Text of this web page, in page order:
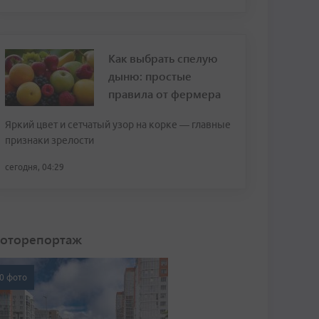
Как выбрать спелую
дыню: простые
правила от фермера
Яркий цвет и сетчатый узор на корке — главные
признаки зрелости
сегодня, 04:29
фото